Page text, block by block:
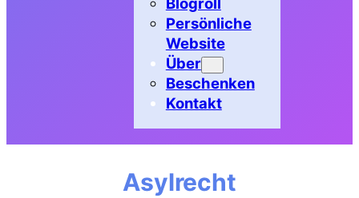
Blogroll
Persönliche
Website
Über
Beschenken
Kontakt
Asylrecht